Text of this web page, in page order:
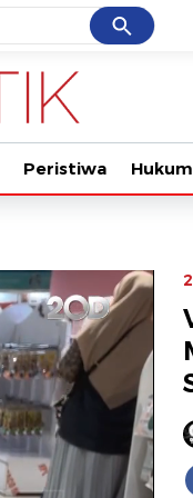
Cancel
Tonton kabar
Peristiwa Hukum